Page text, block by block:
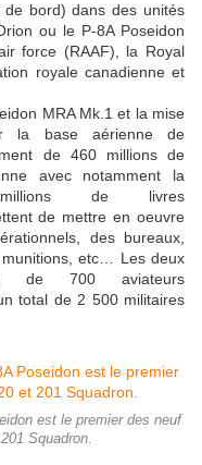
bord) dans des unités
ou le P-8A Poseidon
force (RAAF), la Royal
royale canadienne et
MRA Mk.1 et la mise
la base aérienne de
de 460 millions de
avec notamment la
de livres
de mettre en oeuvre
des bureaux,
etc… Les deux
de 700 aviateurs
total de 2 500 militaires
est le premier des neuf
Squadron.